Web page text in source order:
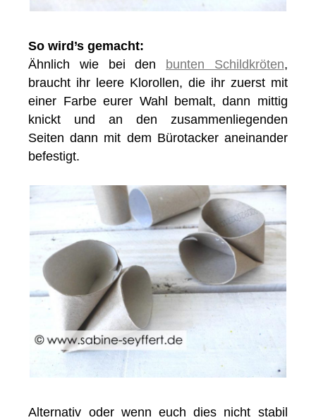
So wird’s gemacht:
Ähnlich wie bei den bunten Schildkröten,
braucht ihr leere Klorollen, die ihr zuerst mit
einer Farbe eurer Wahl bemalt, dann mittig
knickt und an den zusammenliegenden
Seiten dann mit dem Bürotacker aneinander
befestigt.
Alternativ oder wenn euch dies nicht stabil